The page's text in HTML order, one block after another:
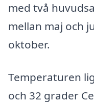
med två
mellan maj och
oktober.
Temperaturen
och 32 grader